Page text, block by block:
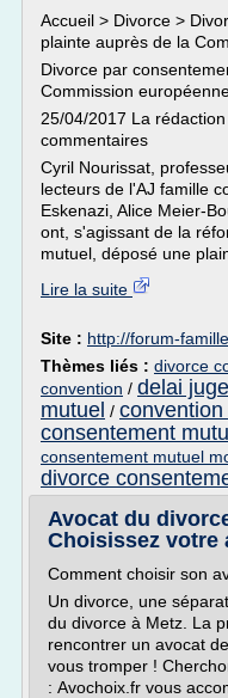
Accueil > Divorce >
plainte auprès de la
Divorce par
Commission
25/04/2017 La
commentaires
Cyril Nourissat,
lecteurs de l'AJ famille
Eskenazi, Alice Meier-
ont, s'agissant de la
mutuel, déposé une
Lire la suite
Site : http://forum-
Thèmes liés : divorce
convention / delai
mutuel /
consentement
consentement mutuel
divorce
Avocat du
Choisissez votre
Comment choisir son
Un divorce, une
du divorce à Metz. La
rencontrer un avocat
vous tromper !
: Avochoix.fr vous